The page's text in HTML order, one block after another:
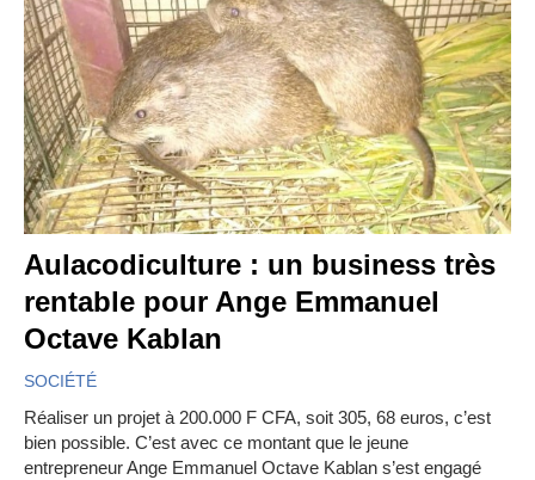
Aulacodiculture : un business très
rentable pour Ange Emmanuel
Octave Kablan
SOCIÉTÉ
Réaliser un projet à 200.000 F CFA, soit 305, 68 euros, c’est
bien possible. C’est avec ce montant que le jeune
entrepreneur Ange Emmanuel Octave Kablan s’est engagé